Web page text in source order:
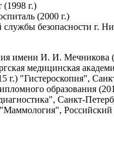
г.)
(2000 г.)
безопасности г.
имени И. И.
медицинская
"Гистероскопия",
образования
Санкт-
Российский